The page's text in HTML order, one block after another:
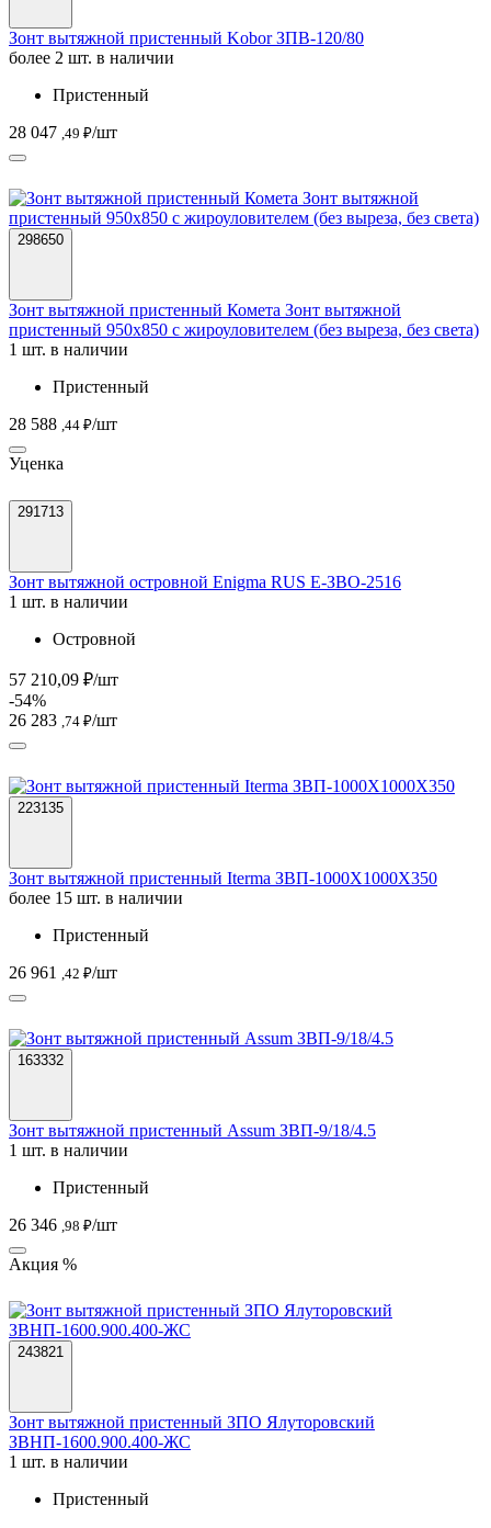
Зонт вытяжной пристенный Kobor ЗПВ-120/80
более 2 шт. в наличии
Пристенный
28 047 ,49 ₽/шт
298650
Зонт вытяжной пристенный Комета Зонт вытяжной
пристенный 950х850 с жироуловителем (без выреза, без света)
1 шт. в наличии
Пристенный
28 588 ,44 ₽/шт
Уценка
291713
Зонт вытяжной островной Enigma RUS Е-ЗВО-2516
1 шт. в наличии
Островной
57 210,09 ₽/шт
-54%
26 283 ,74 ₽/шт
223135
Зонт вытяжной пристенный Iterma ЗВП-1000Х1000Х350
более 15 шт. в наличии
Пристенный
26 961
,42 ₽/шт
163332
Зонт вытяжной пристенный Assum ЗВП-9/18/4.5
1 шт. в наличии
Пристенный
26 346 ,98 ₽/шт
Акция %
243821
Зонт вытяжной пристенный ЗПО Ялуторовский
ЗВНП-1600.900.400-ЖС
1 шт. в наличии
Пристенный